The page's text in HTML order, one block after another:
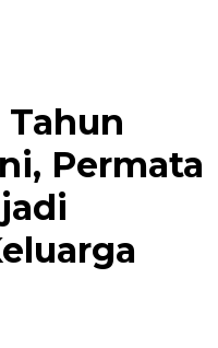
Permata